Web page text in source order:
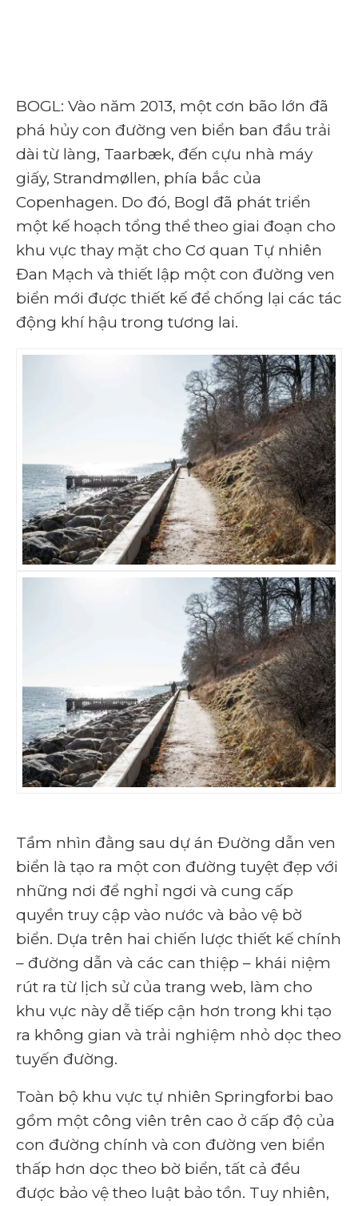
BOGL: Vào năm 2013, một cơn bão lớn đã
phá hủy con đường ven biển ban đầu trải
dài từ làng, Taarbæk, đến cựu nhà máy
giấy, Strandmøllen, phía bắc của
Copenhagen. Do đó, Bogl đã phát triển
một kế hoạch tổng thể theo giai đoạn cho
khu vực thay mặt cho Cơ quan Tự nhiên
Đan Mạch và thiết lập một con đường ven
biển mới được thiết kế để chống lại các tác
động khí hậu trong tương lai.
Tầm nhìn đằng sau dự án Đường dẫn ven
biển là tạo ra một con đường tuyệt đẹp với
những nơi để nghỉ ngơi và cung cấp
quyền truy cập vào nước và bảo vệ bờ
biển. Dựa trên hai chiến lược thiết kế chính
– đường dẫn và các can thiệp – khái niệm
rút ra từ lịch sử của trang web, làm cho
khu vực này dễ tiếp cận hơn trong khi tạo
ra không gian và trải nghiệm nhỏ dọc theo
tuyến đường.
Toàn bộ khu vực tự nhiên Springforbi bao
gồm một công viên trên cao ở cấp độ của
con đường chính và con đường ven biển
thấp hơn dọc theo bờ biển, tất cả đều
được bảo vệ theo luật bảo tồn. Tuy nhiên,